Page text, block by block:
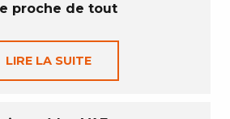
proche de tout
LIRE LA SUITE